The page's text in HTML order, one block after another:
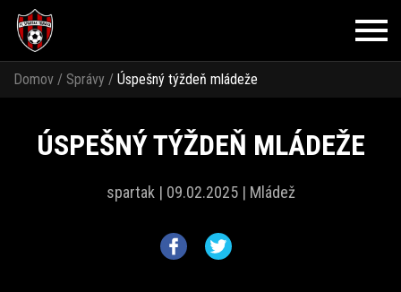
Domov / Správy / Úspešný týždeň mládeže
ÚSPEŠNÝ TÝŽDEŇ MLÁDEŽE
spartak | 09.02.2025 | Mládež